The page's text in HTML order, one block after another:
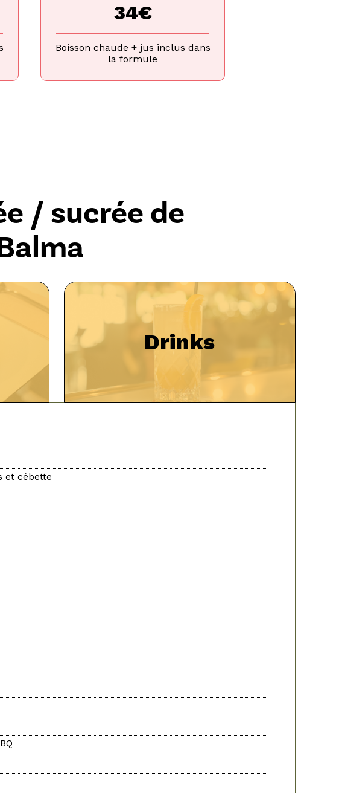
34€
Boisson chaude + jus inclus dans
la formule
/ sucrée de
Drinks
et cébette